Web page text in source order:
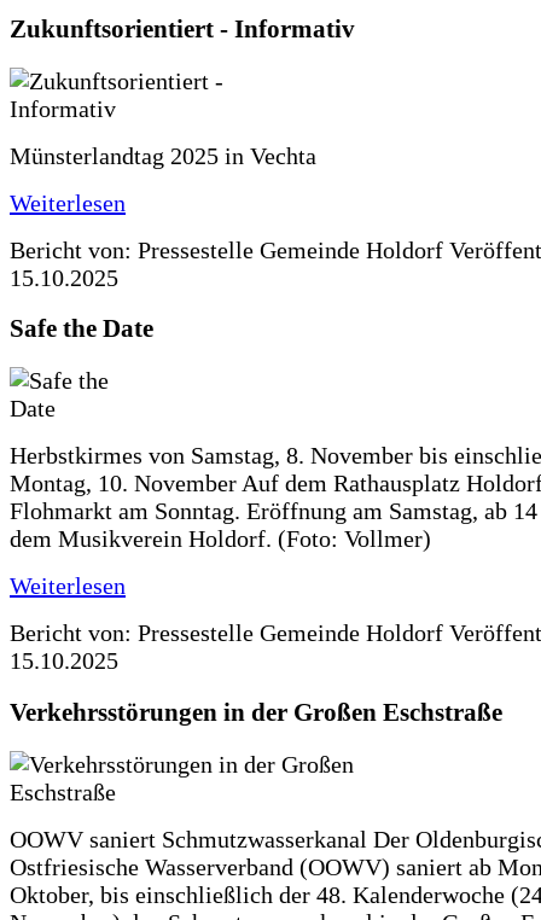
Zukunftsorientiert - Informativ
Münsterlandtag 2025 in Vechta
Weiterlesen
Bericht von: Pressestelle Gemeinde Holdorf
15.10.2025
Safe the Date
Herbstkirmes von Samstag, 8. November bis
Montag, 10. November Auf dem Rathausplatz
Flohmarkt am Sonntag. Eröffnung am Samstag, ab
dem Musikverein Holdorf. (Foto: Vollmer)
Weiterlesen
Bericht von: Pressestelle Gemeinde Holdorf
15.10.2025
Verkehrsstörungen in der Großen Eschstraße
OOWV saniert Schmutzwasserkanal Der
Ostfriesische Wasserverband (OOWV) saniert ab
Oktober, bis einschließlich der 48. Kalenderwoche